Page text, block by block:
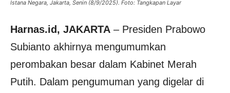
Istana Negara, Jakarta, Senin (8/9/2025). Foto: Tangkapan Layar
Harnas.id, JAKARTA – Presiden Prabowo
Subianto akhirnya mengumumkan
perombakan besar dalam Kabinet Merah
Putih. Dalam pengumuman yang digelar di